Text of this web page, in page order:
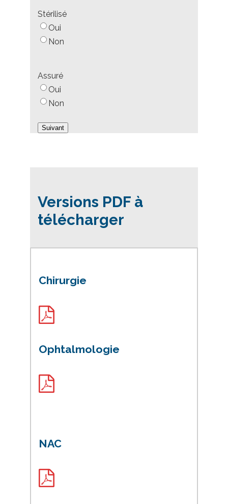
Stérilisé
Oui
Non
Assuré
Oui
Non
Versions PDF à
télécharger
Chirurgie
Ophtalmologie
NAC